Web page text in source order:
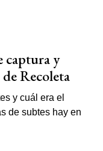
captura y
Recoleta